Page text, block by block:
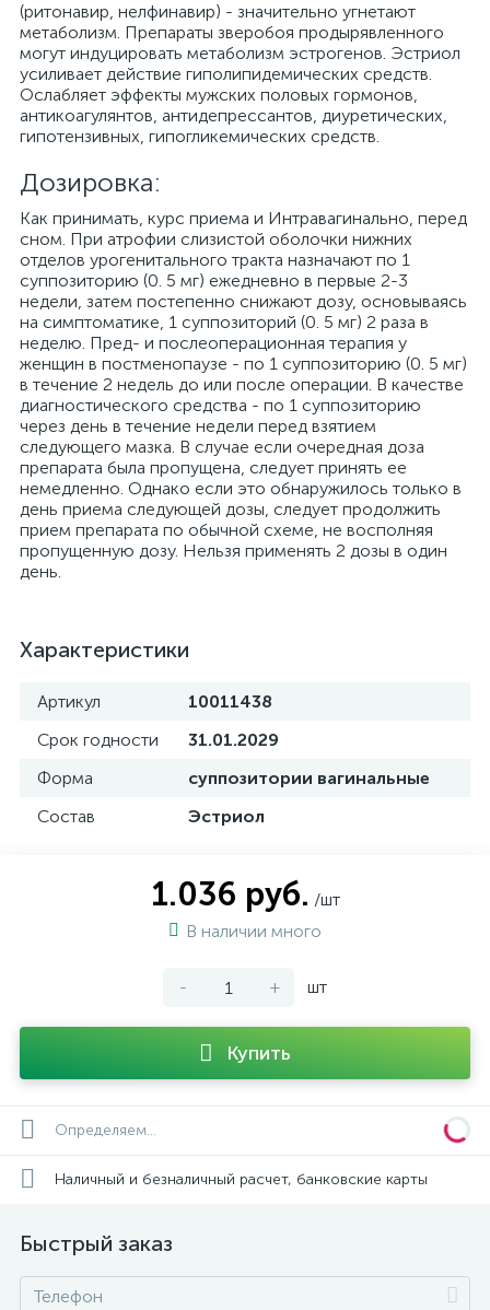
(ритонавир, нелфинавир) - значительно угнетают
метаболизм. Препараты зверобоя продырявленного
могут индуцировать метаболизм эстрогенов. Эстриол
усиливает действие гиполипидемических средств.
Ослабляет эффекты мужских половых гормонов,
антикоагулянтов, антидепрессантов, диуретических,
гипотензивных, гипогликемических средств.
Дозировка:
Как принимать, курс приема и Интравагинально, перед
сном. При атрофии слизистой оболочки нижних
отделов урогенитального тракта назначают по 1
суппозиторию (0. 5 мг) ежедневно в первые 2-3
недели, затем постепенно снижают дозу, основываясь
на симптоматике, 1 суппозиторий (0. 5 мг) 2 раза в
неделю. Пред- и послеоперационная терапия у
женщин в постменопаузе - по 1 суппозиторию (0. 5 мг)
в течение 2 недель до или после операции. В качестве
диагностического средства - по 1 суппозиторию
через день в течение недели перед взятием
следующего мазка. В случае если очередная доза
препарата была пропущена, следует принять ее
немедленно. Однако если это обнаружилось только в
день приема следующей дозы, следует продолжить
прием препарата по обычной схеме, не восполняя
пропущенную дозу. Нельзя применять 2 дозы в один
день.
Характеристики
Артикул
10011438
Срок годности
31.01.2029
Форма
суппозитории вагинальные
Состав
Эстриол
1.036 руб. /шт
В наличии много
- + шт
Купить
Определяем...
Наличный и безналичный расчет, банковские карты
Быстрый заказ